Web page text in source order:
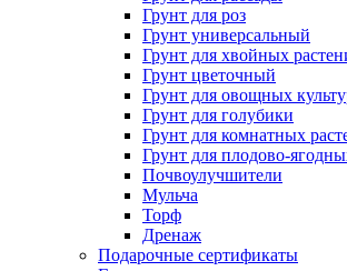
Грунт для роз
Грунт универсальный
Грунт для хвойных
Грунт цветочный
Грунт для овощных
Грунт для голубики
Грунт для комнатных
Грунт для плодово-
Почвоулучшители
Мульча
Торф
Дренаж
Подарочные сертификаты